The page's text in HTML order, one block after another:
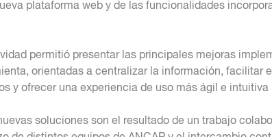
plataforma web y de las funcionalidades
permitió presentar las principales mejoras
orientadas a centralizar la información, facilitar
y ofrecer una experiencia de uso más ágil e intuitiva
soluciones son el resultado de un trabajo